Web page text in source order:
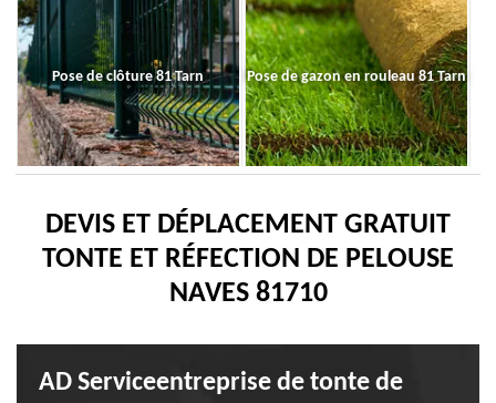
Pose de clôture 81 Tarn Pose de gazon en rouleau 81 Tarn
DEVIS ET DÉPLACEMENT GRATUIT
TONTE ET RÉFECTION DE PELOUSE
NAVES 81710
AD Serviceentreprise de tonte de